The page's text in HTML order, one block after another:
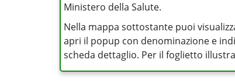
Ministero della Salute.
Nella mappa sottostante puoi
apri il popup con denominazione e
scheda dettaglio. Per il foglietto